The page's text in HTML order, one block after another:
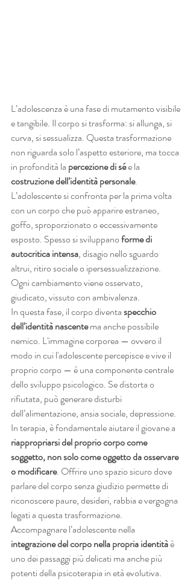
L’adolescenza è una fase di mutamento visibile
e tangibile. Il corpo si trasforma: si allunga, si
curva, si sessualizza. Questa trasformazione
non riguarda solo l’aspetto esteriore, ma tocca
in profondità la percezione di sé e la
costruzione dell’identità personale.
L’adolescente si confronta per la prima volta
con un corpo che può apparire estraneo,
goffo, sproporzionato o eccessivamente
esposto. Spesso si sviluppano forme di
autocritica intensa, disagio nello sguardo
altrui, ritiro sociale o ipersessualizzazione.
Ogni cambiamento viene osservato,
giudicato, vissuto con ambivalenza.
In questa fase, il corpo diventa specchio
dell’identità nascente ma anche possibile
nemico. L'immagine corporea — ovvero il
modo in cui l'adolescente percepisce e vive il
proprio corpo — è una componente centrale
dello sviluppo psicologico. Se distorta o
rifiutata, può generare disturbi
dell’alimentazione, ansia sociale, depressione.
In terapia, è fondamentale aiutare il giovane a
riappropriarsi del proprio corpo come
soggetto, non solo come oggetto da osservare
o modificare. Offrire uno spazio sicuro dove
parlare del corpo senza giudizio permette di
riconoscere paure, desideri, rabbia e vergogna
legati a questa trasformazione.
Accompagnare l’adolescente nella
integrazione del corpo nella propria identità è
uno dei passaggi più delicati ma anche più
potenti della psicoterapia in età evolutiva.